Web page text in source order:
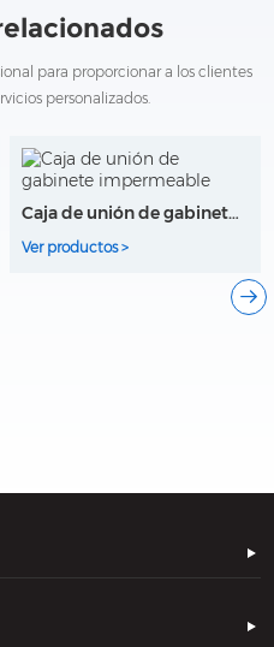
para proporcionar a los clientes
personalizados.
Caja de unión de gabinete impermeable
Ver productos >